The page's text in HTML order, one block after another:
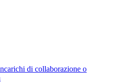
di collaborazione o